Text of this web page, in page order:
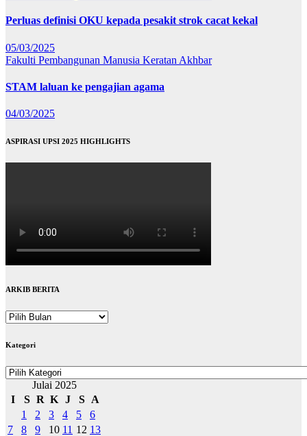
Perluas definisi OKU kepada pesakit strok cacat kekal
05/03/2025
Fakulti Pembangunan Manusia Keratan Akhbar
STAM laluan ke pengajian agama
04/03/2025
ASPIRASI UPSI 2025 HIGHLIGHTS
ARKIB BERITA
ARKIB
Kategori
Kategori
Julai 2025
I
S R K J S
A
1
2 3 4 5
6
7
8 9 10 11 12 13